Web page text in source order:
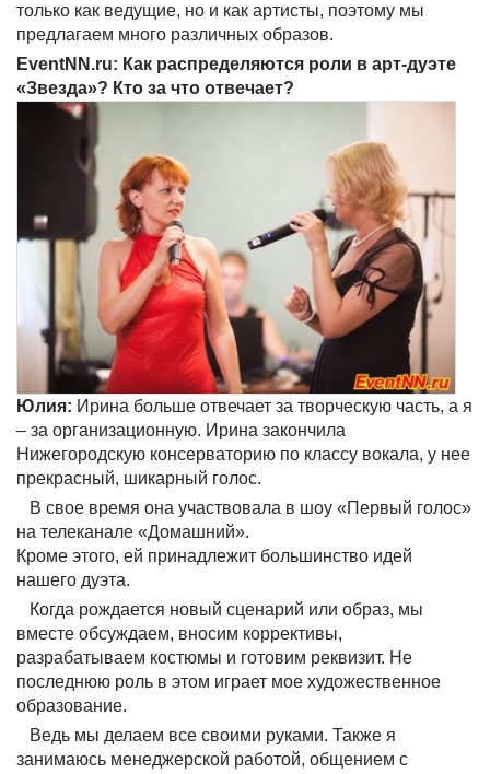
только как ведущие, но и как артисты, поэтому мы
предлагаем много различных образов.
EventNN.ru: Как распределяются роли в арт-дуэте
«Звезда»? Кто за что отвечает?
Юлия: Ирина больше отвечает за творческую часть, а я
– за организационную. Ирина закончила
Нижегородскую консерваторию по классу вокала, у нее
прекрасный, шикарный голос.
В свое время она участвовала в шоу «Первый голос»
на телеканале «Домашний».
Кроме этого, ей принадлежит большинство идей
нашего дуэта.
Когда рождается новый сценарий или образ, мы
вместе обсуждаем, вносим коррективы,
разрабатываем костюмы и готовим реквизит. Не
последнюю роль в этом играет мое художественное
образование.
Ведь мы делаем все своими руками. Также я
занимаюсь менеджерской работой, общением с